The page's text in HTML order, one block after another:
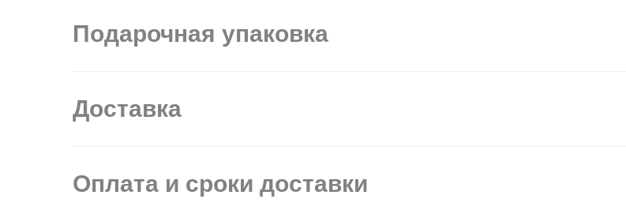
Подарочная упаковка
Доставка
Оплата и сроки доставки